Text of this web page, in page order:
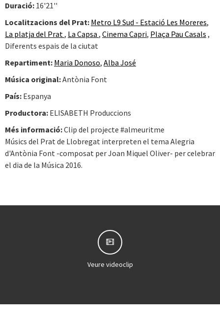
Duració: 16'21''
Localitzacions del Prat: Metro L9 Sud - Estació Les Moreres,
La platja del Prat, La Capsa , Cinema Capri, Plaça Pau Casals ,
Diferents espais de la ciutat
Repartiment: Maria Donoso, Alba José
Música original:Antònia Font
País: Espanya
Productora: ELISABETH Produccions
Més informació:Clip del projecte #almeuritme
Músics del Prat de Llobregat interpreten el tema Alegria
d'Antònia Font -composat per Joan Miquel Oliver- per celebrar
el dia de la Música 2016.
Veure videoclip